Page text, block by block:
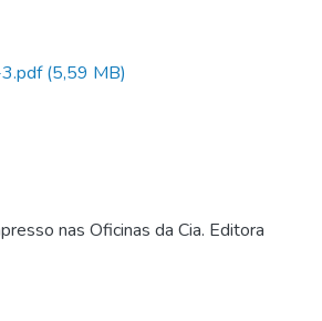
(5,59 MB)
nas Oficinas da Cia. Editora